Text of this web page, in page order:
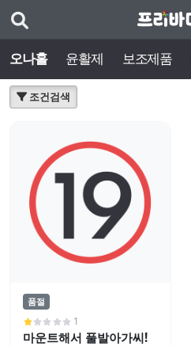
오나홀 윤활제 보조제품
조건검색
품절
1
마운트해서 풀발아가씨!